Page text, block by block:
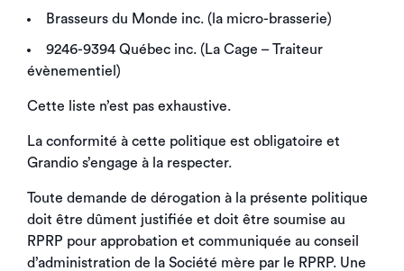
Brasseurs du Monde inc. (la micro-brasserie)
9246-9394 Québec inc. (La Cage – Traiteur
évènementiel)
Cette liste n’est pas exhaustive.
La conformité à cette politique est obligatoire et
Grandio s’engage à la respecter.
Toute demande de dérogation à la présente politique
doit être dûment justifiée et doit être soumise au
RPRP pour approbation et communiquée au conseil
d’administration de la Société mère par le RPRP. Une